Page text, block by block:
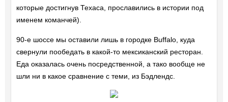
которые достигнув Техаса, прославились в истории под
именем команчей).
90-е шоссе мы оставили лишь в городке Buffalo, куда
свернули пообедать в какой-то мексиканский ресторан.
Еда оказалась очень посредственной, а тако вообще не
шли ни в какое сравнение с теми, из Бэдлендс.